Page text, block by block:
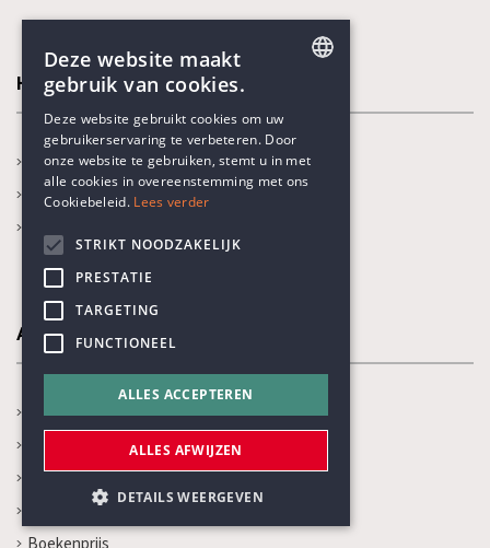
Humanisme
Ben ik humanist?
Wat is humanisme?
Activiteiten
In de kijker
Recente activiteiten
Prijs Vrijzinnig Humanisme
DUTCH
Deze website maakt
gebruik van cookies.
Deze website gebruikt cookies om uw
gebruikerservaring te verbeteren. Door
onze website te gebruiken, stemt u in met
alle cookies in overeenstemming met ons
Cookiebeleid. Lees verder
STRIKT NOODZAKELIJK
PRESTATIE
TARGETING
FUNCTIONEEL
ALLES ACCEPTEREN
ALLES AFWIJZEN
DETAILS WEERGEVEN